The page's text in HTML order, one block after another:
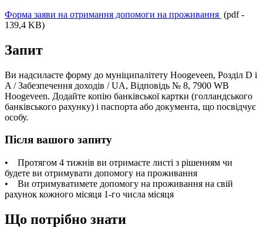
Форма заяви на отримання допомоги на проживання (pdf -
139,4 KB)
Запит
Ви надсилаєте форму до муніципалітету Hoogeveen, Розділ D і
A / Забезпечення доходів / UA, Відповідь № 8, 7900 WB
Hoogeveen. Додайте копію банківської картки (голландського
банківського рахунку) і паспорта або документа, що посвідчує
особу.
Після вашого запиту
• Протягом 4 тижнів ви отримаєте листі з рішенням чи
будете ви отримувати допомогу на проживання
• Ви отримуватимете допомогу на проживання на свій
рахунок кожного місяця 1-го числа місяця
Що потрібно знати